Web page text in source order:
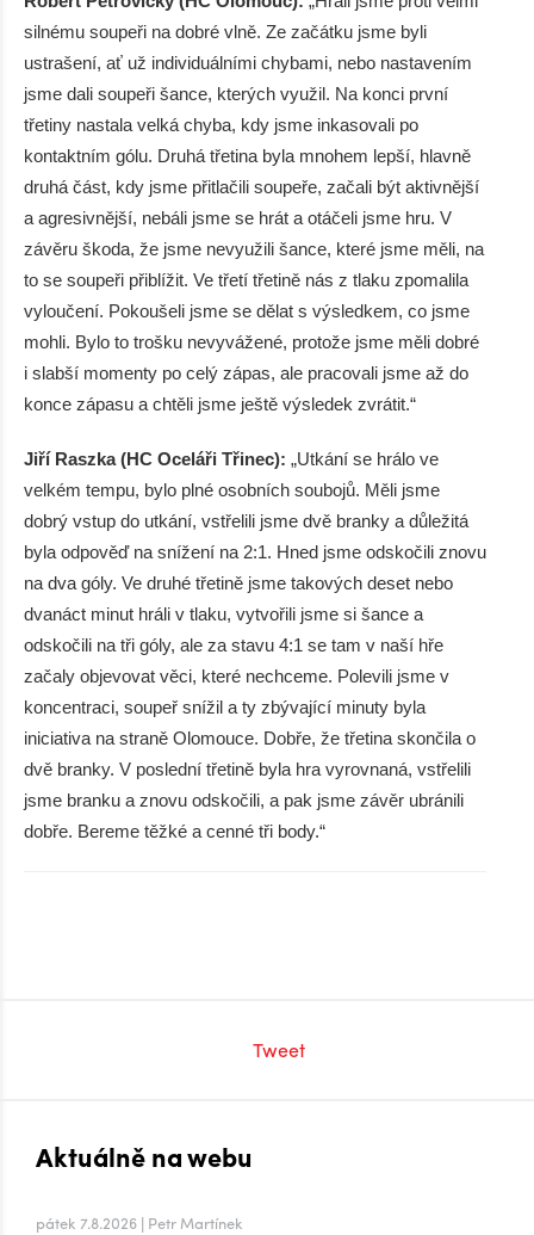
silnému soupeři na dobré vlně. Ze začátku jsme byli
ustrašení, ať už individuálními chybami, nebo nastavením
jsme dali soupeři šance, kterých využil. Na konci první
třetiny nastala velká chyba, kdy jsme inkasovali po
kontaktním gólu. Druhá třetina byla mnohem lepší, hlavně
druhá část, kdy jsme přitlačili soupeře, začali být aktivnější
a agresivnější, nebáli jsme se hrát a otáčeli jsme hru. V
závěru škoda, že jsme nevyužili šance, které jsme měli, na
to se soupeři přiblížit. Ve třetí třetině nás z tlaku zpomalila
vyloučení. Pokoušeli jsme se dělat s výsledkem, co jsme
mohli. Bylo to trošku nevyvážené, protože jsme měli dobré
i slabší momenty po celý zápas, ale pracovali jsme až do
konce zápasu a chtěli jsme ještě výsledek zvrátit.“​​
Jiří Raszka (HC Oceláři Třinec): „Utkání se hrálo ve
velkém tempu, bylo plné osobních soubojů. Měli jsme
dobrý vstup do utkání, vstřelili jsme dvě branky a důležitá
byla odpověď na snížení na 2:1. Hned jsme odskočili znovu
na dva góly. Ve druhé třetině jsme takových deset nebo
dvanáct minut hráli v tlaku, vytvořili jsme si šance a
odskočili na tři góly, ale za stavu 4:1 se tam v naší hře
začaly objevovat věci, které nechceme. Polevili jsme v
koncentraci, soupeř snížil a ty zbývající minuty byla
iniciativa na straně Olomouce. Dobře, že třetina skončila o
dvě branky. V poslední třetině byla hra vyrovnaná, vstřelili
jsme branku a znovu odskočili, a pak jsme závěr ubránili
dobře. Bereme těžké a cenné tři body.“
Tweet
Aktuálně na webu
pátek 7.8.2026 | Petr Martínek